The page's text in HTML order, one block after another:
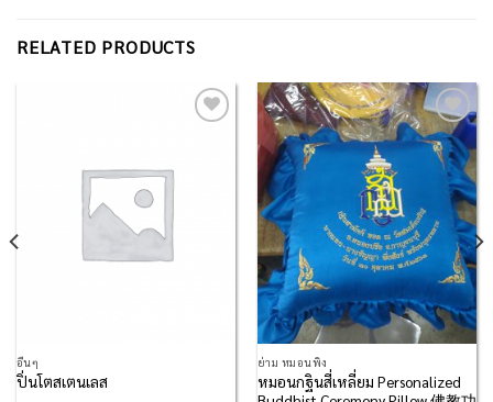
RELATED PRODUCTS
อื่นๆ
ปิ่นโตสเตนเลส
Add to
Wishlist
ย่าม หมอนพิง
หมอนกฐินสี่เหลี่ยม Personalized